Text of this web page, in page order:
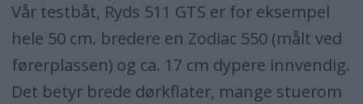
Vår testbåt, Ryds 511 GTS er for eksempel
hele 50 cm. bredere en Zodiac 550 (målt ved
førerplassen) og ca. 17 cm dypere innvendig.
Det betyr brede dørkflater, mange stuerom